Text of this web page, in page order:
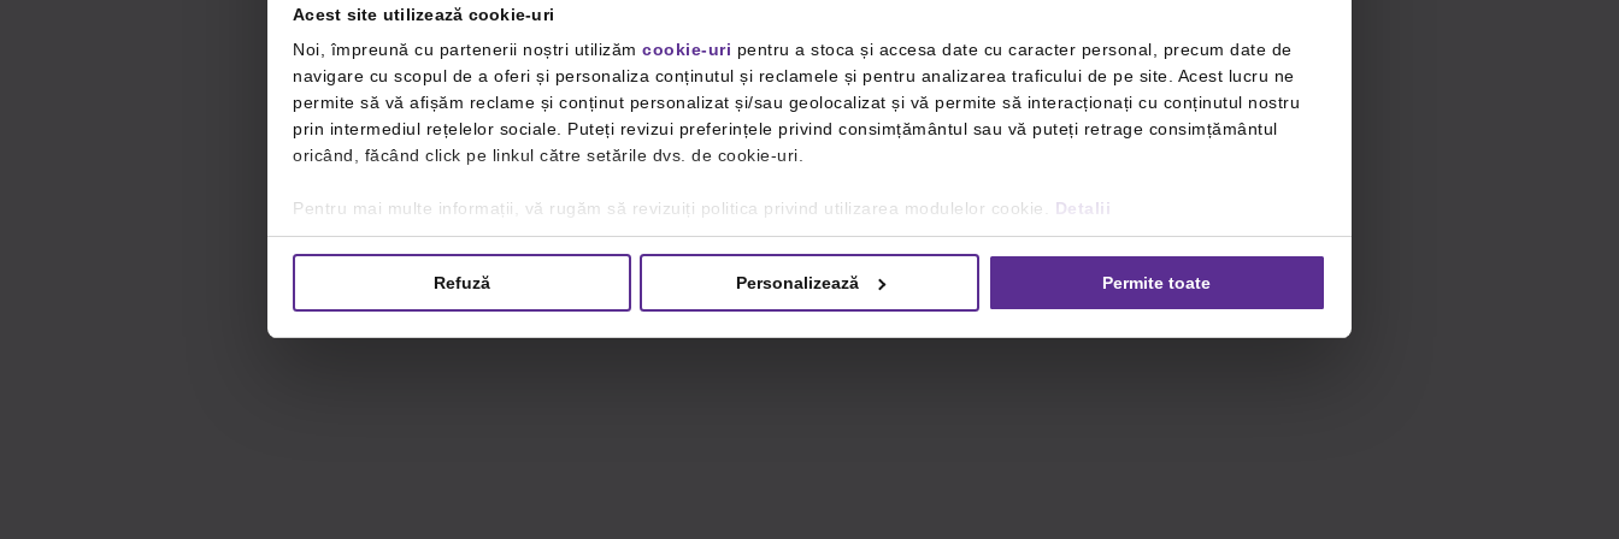
Acest site utilizează cookie-uri
Noi, împreună cu partenerii noștri utilizăm cookie-uri pentru a stoca și accesa date cu caracter personal, precum date de
navigare cu scopul de a oferi și personaliza conținutul și reclamele și pentru analizarea traficului de pe site. Acest lucru ne
permite să vă afișăm reclame și conținut personalizat și/sau geolocalizat și vă permite să interacționați cu conținutul nostru
prin intermediul rețelelor sociale. Puteți revizui preferințele privind consimțământul sau vă puteți retrage consimțământul
oricând, făcând click pe linkul către setările dvs. de cookie-uri.
Pentru mai multe informații, vă rugăm să revizuiți politica privind utilizarea modulelor cookie. Detalii
Refuză Personalizează Permite toate